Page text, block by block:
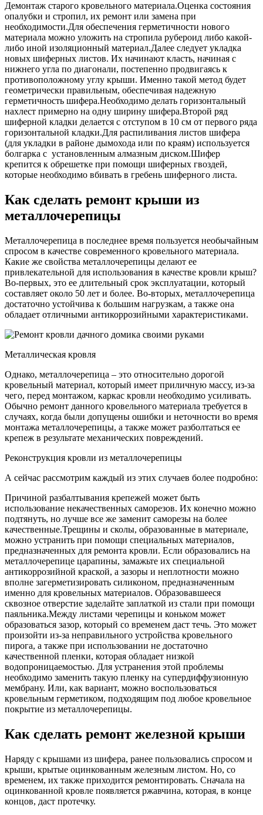
Демонтаж старого кровельного материала.Оценка состояния
опалубки и стропил, их ремонт или замена при
необходимости.Для обеспечения герметичности нового
материала можно уложить на стропила рубероид либо какой-
либо иной изоляционный материал.Далее следует укладка
новых шиферных листов. Их начинают класть, начиная с
нижнего угла по диагонали, постепенно продвигаясь к
противоположному углу крыши. Именно такой метод будет
геометрически правильным, обеспечивая надежную
герметичность шифера.Необходимо делать горизонтальный
нахлест примерно на одну ширину шифера.Второй ряд
шиферной кладки делается с отступом в 10 см от первого ряда
горизонтальной кладки.Для распиливания листов шифера
(для укладки в районе дымохода или по краям) используется
болгарка с установленным алмазным диском.Шифер
крепится к обрешетке при помощи шиферных гвоздей,
которые необходимо вбивать в гребень шиферного листа.
Как сделать ремонт крыши из
металлочерепицы
Металлочерепица в последнее время пользуется необычайным
спросом в качестве современного кровельного материала.
Какие же свойства металлочерепицы делают ее
привлекательной для использования в качестве кровли крыш?
Во-первых, это ее длительный срок эксплуатации, который
составляет около 50 лет и более. Во-вторых, металлочерепица
достаточно устойчива к большим нагрузкам, а также она
обладает отличными антикоррозийными характеристиками.
Металлическая кровля
Однако, металлочерепица – это относительно дорогой
кровельный материал, который имеет приличную массу, из-за
чего, перед монтажом, каркас кровли необходимо усиливать.
Обычно ремонт данного кровельного материала требуется в
случаях, когда были допущены ошибки и неточности во время
монтажа металлочерепицы, а также может разболтаться ее
крепеж в результате механических повреждений.
Реконструкция кровли из металлочерепицы
А сейчас рассмотрим каждый из этих случаев более подробно:
Причиной разбалтывания крепежей может быть
использование некачественных саморезов. Их конечно можно
подтянуть, но лучше все же заменит саморезы на более
качественные.Трещины и сколы, образованные в материале,
можно устранить при помощи специальных материалов,
предназначенных для ремонта кровли. Если образовались на
металлочерепице царапины, замажьте их специальной
антикоррозийной краской, а зазоры и неплотности можно
вполне загерметизировать силиконом, предназначенным
именно для кровельных материалов. Образовавшееся
сквозное отверстие заделайте заплаткой из стали при помощи
паяльника.Между листами черепицы и коньком может
образоваться зазор, который со временем даст течь. Это может
произойти из-за неправильного устройства кровельного
пирога, а также при использовании не достаточно
качественной пленки, которая обладает низкой
водопроницаемостью. Для устранения этой проблемы
необходимо заменить такую пленку на супердиффузионную
мембрану. Или, как вариант, можно воспользоваться
кровельным герметиком, подходящим под любое кровельное
покрытие из металлочерепицы.
Как сделать ремонт железной крыши
Наряду с крышами из шифера, ранее пользовались спросом и
крыши, крытые оцинкованным железным листом. Но, со
временем, их также приходится ремонтировать. Сначала на
оцинкованной кровле появляется ржавчина, которая, в конце
концов, даст протечку.